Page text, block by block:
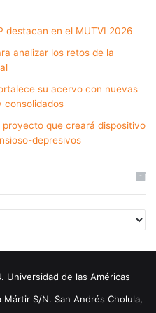
destacan en el MUTVI 2026
analizar los retos de la
su acervo con nuevas
consolidados
que creará dispositivo
depresivos
Universidad de las Américas
Mártir S/N. San Andrés Cholula,